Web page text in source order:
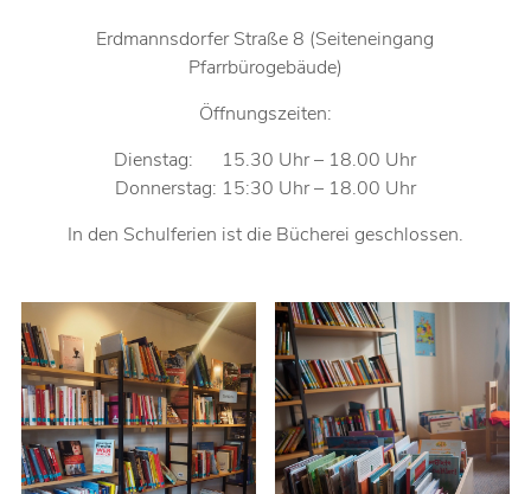
Erdmannsdorfer Straße 8 (Seiteneingang
Pfarrbürogebäude)
Öffnungszeiten:
Dienstag: 15.30 Uhr – 18.00 Uhr
Donnerstag: 15:30 Uhr – 18.00 Uhr
In den Schulferien ist die Bücherei geschlossen.